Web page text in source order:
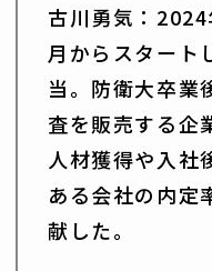
古川勇気：
月からスター
当。防衛大卒業
査を販売する企
人材獲得や入社
ある会社の内定
献した。